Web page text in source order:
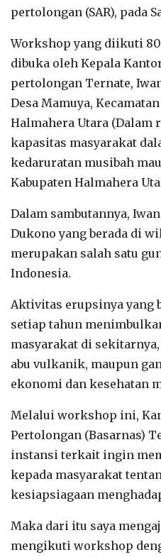
pertolongan (SAR), pada
Workshop yang diikuti
dibuka oleh Kepala
pertolongan Ternate,
Desa Mamuya,
Halmahera Utara (Dalam
kapasitas masyarakat
kedaruratan musibah
Kabupaten Halmahera
Dalam sambutannya,
Dukono yang berada di
merupakan salah satu
Indonesia.
Aktivitas erupsinya yang
setiap tahun
masyarakat di
abu vulkanik, maupun
ekonomi dan kesehatan
Melalui workshop ini,
Pertolongan (Basarnas)
instansi terkait ingin
kepada masyarakat
kesiapsiagaan
Maka dari itu saya
mengikuti workshop